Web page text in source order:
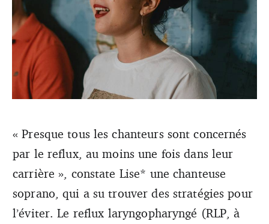
© Mike Bautista
« Presque tous les chanteurs sont concernés
par le reflux, au moins une fois dans leur
carrière », constate Lise* une chanteuse
soprano, qui a su trouver des stratégies pour
l’éviter. Le reflux laryngopharyngé (RLP, à